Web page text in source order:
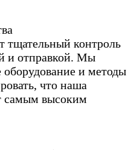
тщательный контроль
и отправкой. Мы
и методы
что наша
самым высоким